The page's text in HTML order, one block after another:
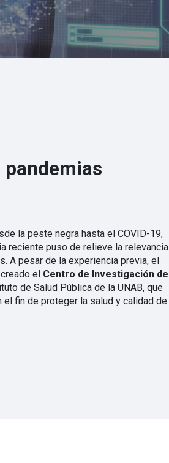
la peste negra hasta el COVID-19,
reciente puso de relieve la relevancia
A pesar de la experiencia previa, el
el Centro de Investigación de
de Salud Pública de la UNAB, que
fin de proteger la salud y calidad de